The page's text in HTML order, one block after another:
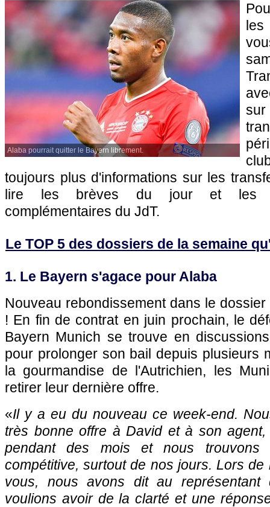
Alaba pourrait quitter le Bayern librement.
les
toujours plus d'informations sur les
lire les brèves du jour et les
complémentaires du JdT.
Le TOP 5 des dossiers de la semaine
1. Le Bayern s'agace pour Alaba
Nouveau rebondissement dans le
! En fin de contrat en juin prochain, le
Bayern Munich se trouve en
pour prolonger son bail depuis plusieurs
la gourmandise de l'Autrichien, les
retirer leur dernière offre.
«Il y a eu du nouveau ce week-end.
très bonne offre à David et à son
pendant des mois et nous
compétitive, surtout de nos jours. Lors
vous, nous avons dit au
voulions avoir de la clarté et une